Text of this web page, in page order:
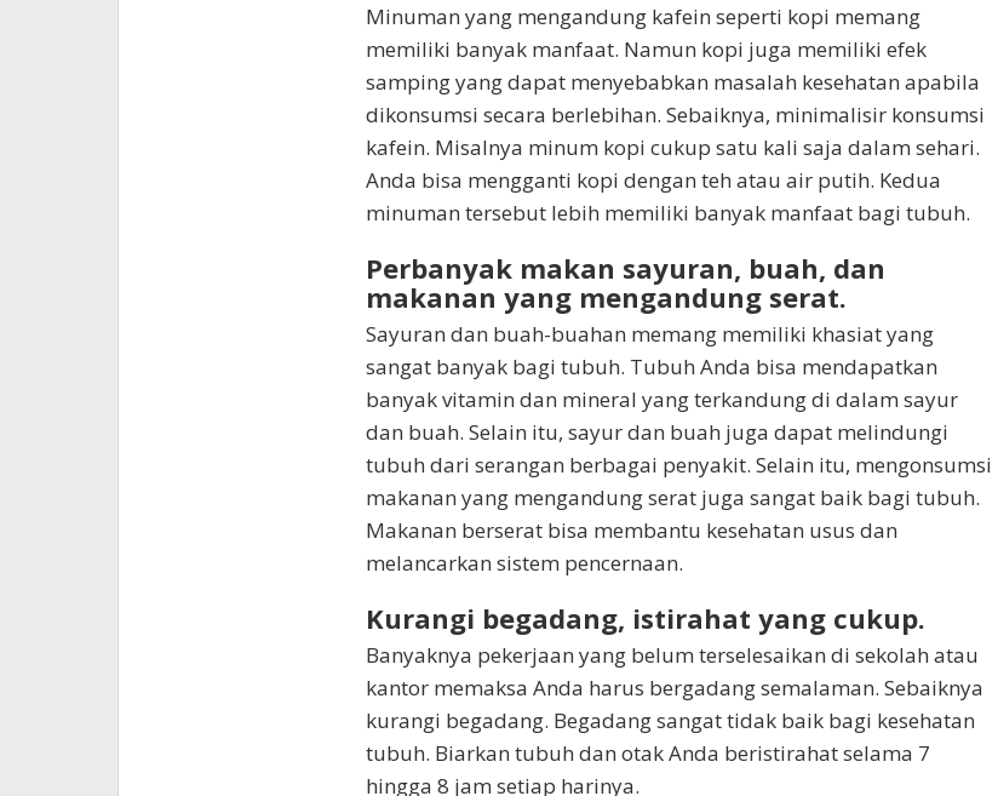
Minuman yang mengandung kafein seperti kopi memang
memiliki banyak manfaat. Namun kopi juga memiliki efek
samping yang dapat menyebabkan masalah kesehatan apabila
dikonsumsi secara berlebihan. Sebaiknya, minimalisir konsumsi
kafein. Misalnya minum kopi cukup satu kali saja dalam sehari.
Anda bisa mengganti kopi dengan teh atau air putih. Kedua
minuman tersebut lebih memiliki banyak manfaat bagi tubuh.
Perbanyak makan sayuran, buah, dan
makanan yang mengandung serat.
Sayuran dan buah-buahan memang memiliki khasiat yang
sangat banyak bagi tubuh. Tubuh Anda bisa mendapatkan
banyak vitamin dan mineral yang terkandung di dalam sayur
dan buah. Selain itu, sayur dan buah juga dapat melindungi
tubuh dari serangan berbagai penyakit. Selain itu, mengonsumsi
makanan yang mengandung serat juga sangat baik bagi tubuh.
Makanan berserat bisa membantu kesehatan usus dan
melancarkan sistem pencernaan.
Kurangi begadang, istirahat yang cukup.
Banyaknya pekerjaan yang belum terselesaikan di sekolah atau
kantor memaksa Anda harus bergadang semalaman. Sebaiknya
kurangi begadang. Begadang sangat tidak baik bagi kesehatan
tubuh. Biarkan tubuh dan otak Anda beristirahat selama 7
hingga 8 jam setiap harinya.